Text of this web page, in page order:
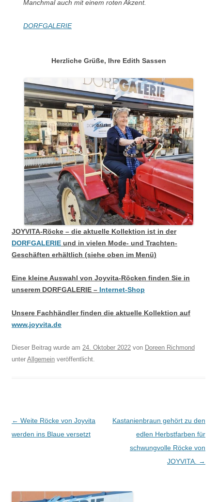
Manchmal auch mit einem roten Akzent.
DORFGALERIE
Herzliche Grüße, Ihre Edith Sassen
JOYVITA-Röcke – die aktuelle Kollektion ist in der
DORFGALERIE und in vielen Mode- und Trachten-
Geschäften erhältlich (siehe oben im Menü)
Eine kleine Auswahl von Joyvita-Röcken finden Sie in
unserem DORFGALERIE – Internet-Shop
Unsere Fachhändler finden die aktuelle Kollektion auf
www.joyvita.de
Dieser Beitrag wurde am 24. Oktober 2022 von Doreen Richmond
unter Allgemein veröffentlicht.
Beitragsnavigation
← Weite Röcke von Joyvita
werden ins Blaue versetzt
Kastanienbraun gehört zu den
edlen Herbstfarben für
schwungvolle Röcke von
JOYVITA.
→